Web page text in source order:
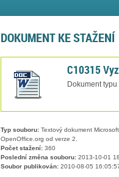
DOKUMENT KE STAŽENÍ
C10315
Dokument
Typ souboru:Textový dokument
OpenOffice.org od verze 2.
Počet stažení:360
Poslední změna souboru:2013-10-01
Soubor publikován:2010-08-05